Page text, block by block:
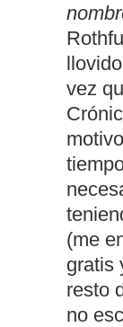
vez
(me
gratis
resto
no